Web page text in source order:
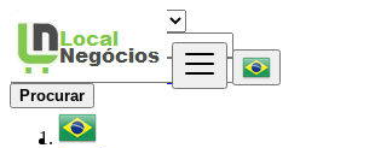
Procurar